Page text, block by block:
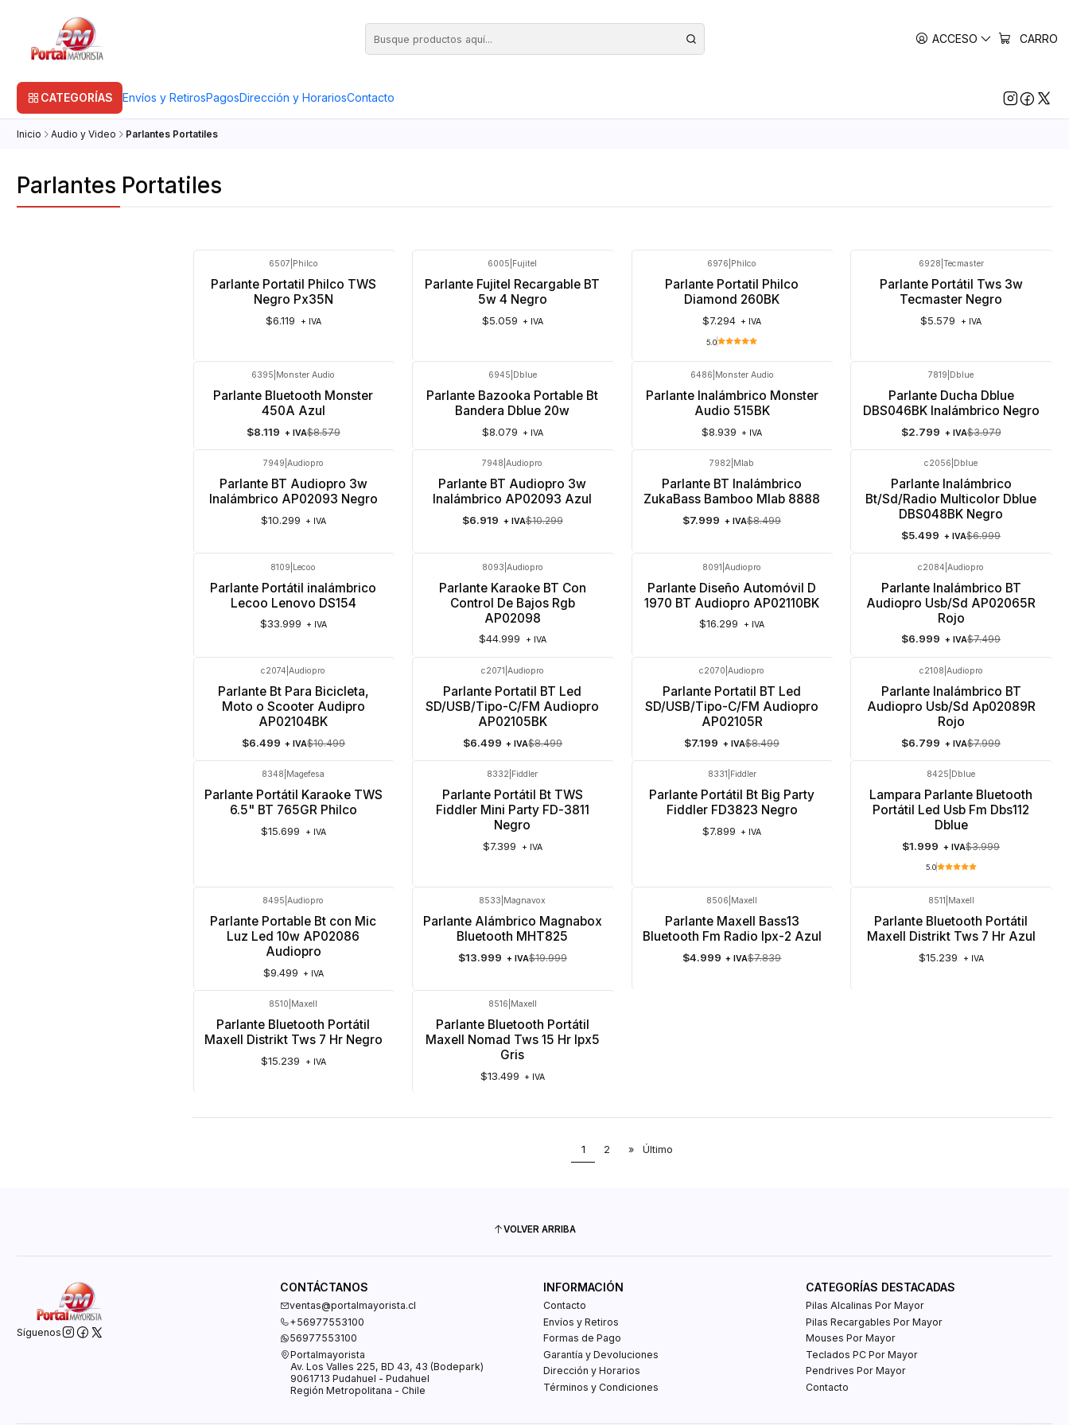
ACCESO CARRO
CATEGORÍAS Envíos y RetirosPagosDirección y HorariosContacto
Inicio Audio y Video Parlantes Portatiles
Parlantes Portatiles
6507 Philco
Parlante Portatil Philco TWS
Negro Px35N
$6.119 + IVA
6005 Fujitel
Parlante Fujitel Recargable BT
5w 4 Negro
$5.059 + IVA
6976 Philco
Parlante Portatil Philco
Diamond 260BK
$7.294 + IVA
5.0
6928 Tecmaster
Parlante Portátil Tws 3w
Tecmaster Negro
$5.579 + IVA
-5%
6395 Monster Audio
Parlante Bluetooth Monster
450A Azul
$8.119 + IVA$8.579
6945 Dblue
Parlante Bazooka Portable Bt
Bandera Dblue 20w
$8.079 + IVA
6486 Monster Audio
Parlante Inalámbrico Monster
Audio 515BK
$8.939 + IVA
-30% OFF
7819 Dblue
Parlante Ducha Dblue
DBS046BK Inalámbrico Negro
$2.799 + IVA$3.979
7949 Audiopro
Parlante BT Audiopro 3w
Inalámbrico AP02093 Negro
$10.299 + IVA
-33%
7948 |Audiopro
Parlante BT Audiopro 3w
Inalámbrico AP02093 Azul
$6.919 + IVA$10.299
-6% OFF
7982 Mlab
Parlante BT Inalámbrico
ZukaBass Bamboo Mlab 8888
$7.999 + IVA$8.499
-21% OFF
c2056 Dblue
Parlante Inalámbrico
Bt/Sd/Radio Multicolor Dblue
DBS048BK Negro
$5.499 + IVA$6.999
Agotado
8109 Lecoo
Parlante Portátil inalámbrico
Lecoo Lenovo DS154
$33.999 + IVA
Agotado
8093 Audiopro
Parlante Karaoke BT Con
Control De Bajos Rgb
AP02098
$44.999 + IVA
Agotado
8091 |Audiopro
Parlante Diseño Automóvil D
1970 BT Audiopro AP02110BK
$16.299 + IVA
Agotado
c2084 |Audiopro
Parlante Inalámbrico BT
Audiopro Usb/Sd AP02065R
Rojo
$6.999 + IVA$7.499
c2074 |Audiopro
Parlante Bt Para Bicicleta,
Moto o Scooter Audipro
AP02104BK
$6.499 + IVA$10.499
c2071 Audiopro
Parlante Portatil BT Led
SD/USB/Tipo-C/FM Audiopro
AP02105BK
$6.499 + IVA$8.499
c2070 |Audiopro
Parlante Portatil BT Led
SD/USB/Tipo-C/FM Audiopro
AP02105R
$7.199 + IVA$8.499
c2108 Audiopro
Parlante Inalámbrico BT
Audiopro Usb/Sd Ap02089R
Rojo
$6.799 + IVA$7.999
8348 Magefesa
Parlante Portátil Karaoke TWS
6.5" BT 765GR Philco
$15.699 + IVA
8332 Fiddler
Parlante Portátil Bt TWS
Fiddler Mini Party FD-3811
Negro
$7.399 + IVA
8331 Fiddler
Parlante Portátil Bt Big Party
Fiddler FD3823 Negro
$7.899 + IVA
8425 Dblue
Lampara Parlante Bluetooth
Portátil Led Usb Fm Dbs112
Dblue
$1.999 + IVA$3.999
5.0
8495 |Audiopro
Parlante Portable Bt con Mic
Luz Led 10w AP02086
Audiopro
$9.499 + IVA
8533 Magnavox
Parlante Alámbrico Magnabox
Bluetooth MHT825
$13.999 + IVA$19.999
8506 Maxell
Parlante Maxell Bass13
Bluetooth Fm Radio Ipx-2 Azul
$4.999 + IVA$7.839
Agotado
8511 Maxell
Parlante Bluetooth Portátil
Maxell Distrikt Tws 7 Hr Azul
$15.239 + IVA
8510 Maxell
Parlante Bluetooth Portátil
Maxell Distrikt Tws 7 Hr Negro
$15.239 + IVA
8516 Maxell
Parlante Bluetooth Portátil
Maxell Nomad Tws 15 Hr Ipx5
Gris
$13.499 + IVA
1 2 » Último
VOLVER ARRIBA
Síguenos
CONTÁCTANOS
ventas@portalmayorista.cl
+56977553100
56977553100
Portalmayorista
Av. Los Valles 225, BD 43, 43 (Bodepark)
9061713 Pudahuel - Pudahuel
Región Metropolitana - Chile
INFORMACIÓN
Contacto
Envíos y Retiros
Formas de Pago
Garantía y Devoluciones
Dirección y Horarios
Términos y Condiciones
CATEGORÍAS DESTACADAS
Pilas Alcalinas Por Mayor
Pilas Recargables Por Mayor
Mouses Por Mayor
Teclados PC Por Mayor
Pendrives Por Mayor
Contacto